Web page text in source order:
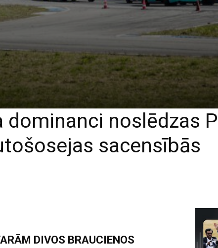
dominanci noslēdzas
sacensībās
DIVOS BRAUCIENOS